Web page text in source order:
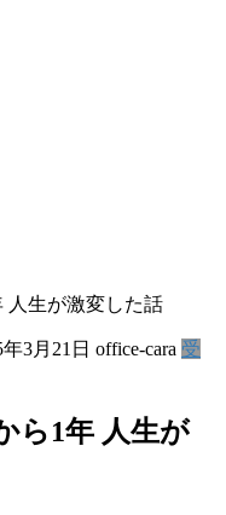
人生が激変した話
年3月21日 office-cara 受
ら1年 人生が